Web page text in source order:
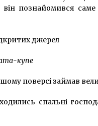
познайомився
купе
поверсі займав
спальні